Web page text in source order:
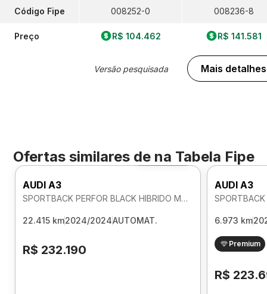
Código Fipe
Preço
008252-0
R$ 104.462
Versão pesquisada
008236-8
R$ 141.581
Mais detalhes
Ofertas similares de na Tabela Fipe
Foto 360º
AUDI A3
SPORTBACK PERFOR BLACK HIBRIDO MHEV 2.0 AUTOMATICO
22.415 km2024/2024AUTOMAT.
R$ 232.190
AUDI A3
6.973 km
Premium
R$